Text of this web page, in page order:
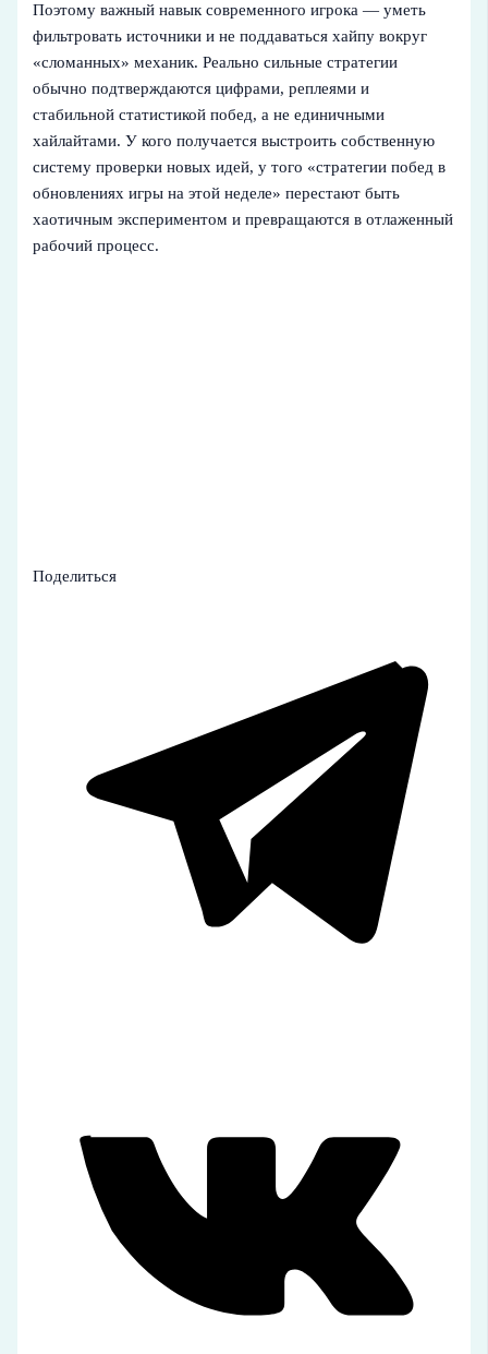
Поэтому важный навык современного игрока — уметь
фильтровать источники и не поддаваться хайпу вокруг
«сломанных» механик. Реально сильные стратегии
обычно подтверждаются цифрами, реплеями и
стабильной статистикой побед, а не единичными
хайлайтами. У кого получается выстроить собственную
систему проверки новых идей, у того «стратегии побед в
обновлениях игры на этой неделе» перестают быть
хаотичным экспериментом и превращаются в отлаженный
рабочий процесс.
Поделиться